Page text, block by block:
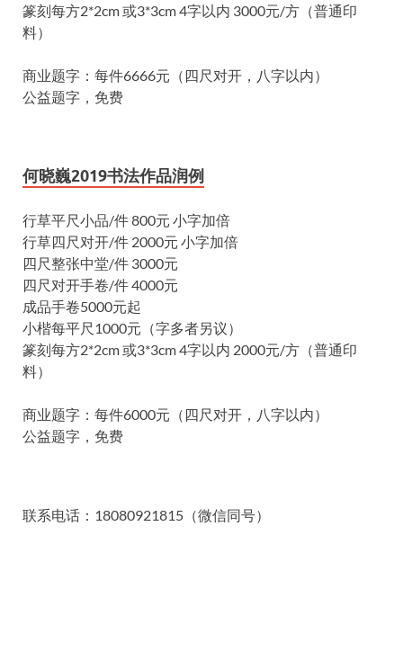
篆刻每方2*2cm 或3*3cm 4字以内 3000元/方（普通印
料）
商业题字：每件6666元（四尺对开，八字以内）
公益题字，免费
何晓巍2019书法作品润例
行草平尺小品/件 800元 小字加倍
行草四尺对开/件 2000元 小字加倍
四尺整张中堂/件 3000元
四尺对开手卷/件 4000元
成品手卷5000元起
小楷每平尺1000元（字多者另议）
篆刻每方2*2cm 或3*3cm 4字以内 2000元/方（普通印
料）
商业题字：每件6000元（四尺对开，八字以内）
公益题字，免费
联系电话：18080921815（微信同号）